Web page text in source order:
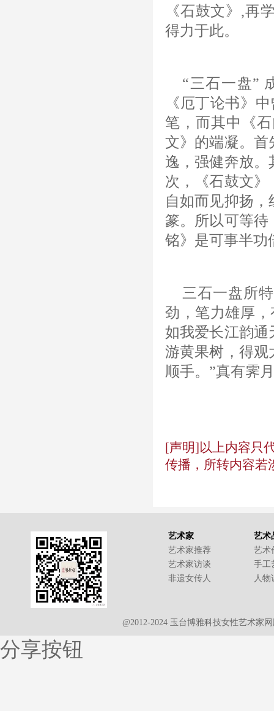
《石鼓文》,再
得力于此。
“三石一盘”
《厄丁论书》
笔，而其中《
文》的端凝。首
逸，强健奔放
次，《石鼓文
自如而见抑扬
篆。所以可等
铭》是可事半功
三石一盘所
劲，笔力雄厚
如我爱长江韵通
游黄果树，得观
顺手。”真有霁
[声明]以上内容只
传播，所转内容若
艺术家
艺术家推荐
艺术家访谈
非遗女传人
艺术
艺术
手工
人物
@2012-2024 玉台博雅科技女性艺术家
分享按钮